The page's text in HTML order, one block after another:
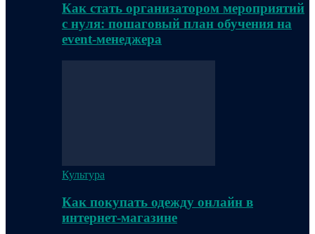
Как стать организатором мероприятий
с нуля: пошаговый план обучения на
event-менеджера
Культура
Как покупать одежду онлайн в
интернет-магазине